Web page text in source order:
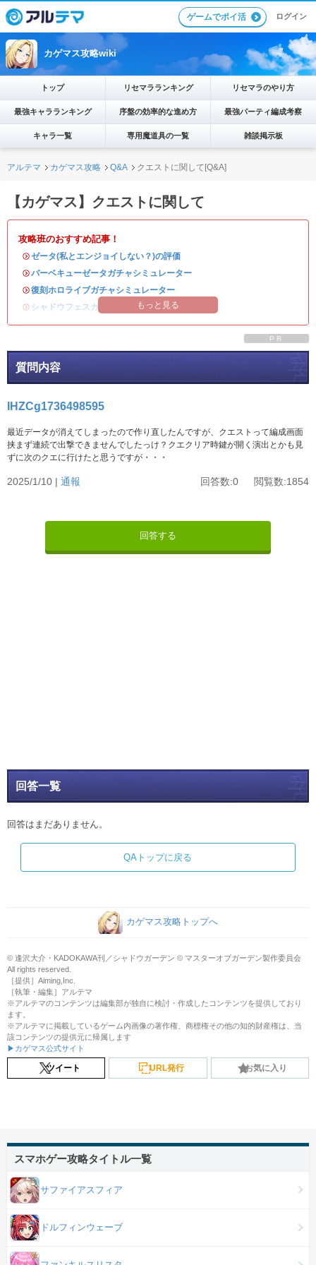
ゲームでポイ活 ログイン
カゲマス攻略wiki
トップ リセマラランキング リセマラのやり方
最強キャラランキング 序盤の効率的な進め方 最強パーティ編成考察
キャラ一覧 専用魔道具の一覧 雑談掲示板
アルテマ カゲマス攻略 Q&A クエストに関して[Q&A]
【カゲマス】クエストに関して
攻略班のおすすめ記事！
・ゼータ(私とエンジョイしない？)の評価
・バーベキューゼータガチャシミュレーター
・復刻ホロライブガチャシミュレーター
・ シャドウフェスガチャは引くべきか
もっと見る
PR
質問内容
IHZCg1736498595
最近データが消えてしまったので作り直したんですが、クエストって編成画面
挟まず連続で出撃できませんでしたっけ？クエクリア時鍵が開く演出とかも見
ずに次のクエに行けたと思うですが・・・
2025/1/10 | 通報 回答数:0 閲覧数:1854
回答する
回答一覧
回答はまだありません。
QAトップに戻る
カゲマス攻略トップへ
© 逢沢大介・KADOKAWA刊／シャドウガーデン © マスターオブガーデン製作委員会
All rights reserved.
［提供］Aiming,Inc.
［執筆・編集］アルテマ
※アルテマのコンテンツは編集部が独自に検討・作成したコンテンツを提供しており
ます。
※アルテマに掲載しているゲーム内画像の著作権、商標権その他の知的財産権は、当
該コンテンツの提供元に帰属します
▶カゲマス公式サイト
ツイート URL発行 お気に入り
スマホゲー攻略タイトル一覧
サファイアスフィア
ドルフィンウェーブ